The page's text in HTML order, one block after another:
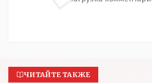
ЧИТАЙТЕ ТАКЖЕ